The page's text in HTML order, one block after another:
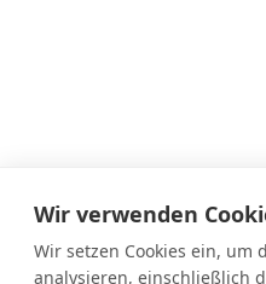
Wir verwenden
Wir setzen Cookies ein, um
analysieren, einschließlich